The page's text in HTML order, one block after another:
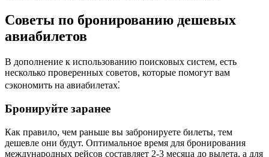
Советы по бронированию дешевых
авиабилетов
В дополнение к использованию поисковых систем, есть
несколько проверенных советов, которые помогут вам
сэкономить на авиабилетах⁚
Бронируйте заранее
Как правило, чем раньше вы забронируете билеты, тем
дешевле они будут. Оптимальное время для бронирования
международных рейсов составляет 2-3 месяца до вылета, а для